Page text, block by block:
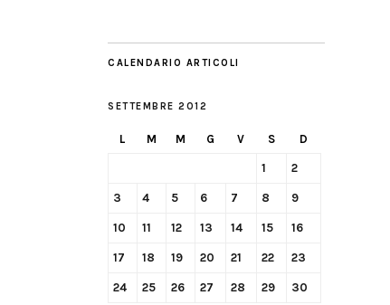
CALENDARIO ARTICOLI
SETTEMBRE 2012
L M M G V S D
1 2
3 4 5 6 7 8 9
10 11 12 13 14 15 16
17 18 19 20 21 22 23
24 25 26 27 28 29 30